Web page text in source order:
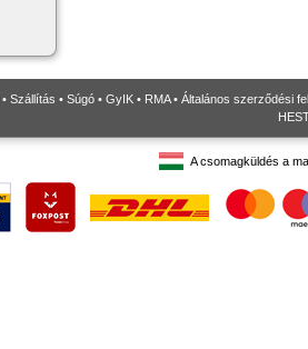
• Szállítás • Súgó • GyIK • RMA• Általános szerződési
A csomagküldés a